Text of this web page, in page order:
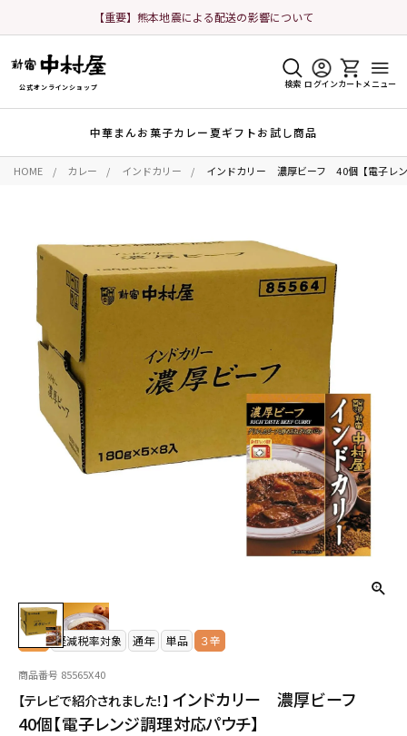
【重要】熊本地震による配送の影響について
公式オンラインショップ 検索 ログインカート メニュー
中華まんお菓子カレー夏ギフトお試し商品
HOME カレー インドカリー インドカリー 濃厚ビーフ 40個【電子レ
常温 軽減税率対象 通年 単品 ３辛
商品番号 85565X40
【テレビで紹介されました！】 インドカリー 濃厚ビーフ
40個【電子レンジ調理対応パウチ】